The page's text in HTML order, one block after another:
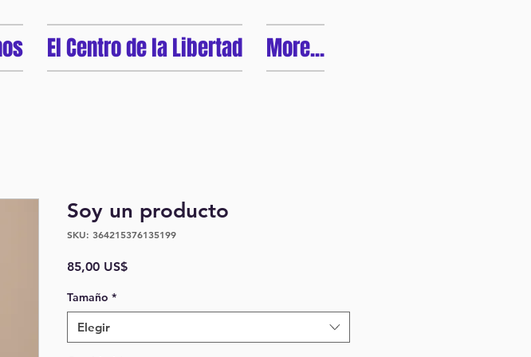
El Centro de la Libertad More...
Soy un producto
SKU: 364215376135199
85,00 US$Precio
Tamaño *
Elegir